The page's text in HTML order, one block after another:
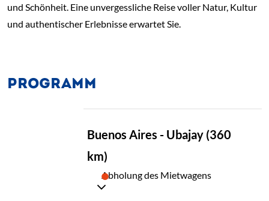
und Schönheit. Eine unvergessliche Reise voller Natur, Kultur
und authentischer Erlebnisse erwartet Sie.
PROGRAMM
Buenos Aires - Ubajay (360
km)
Abholung des Mietwagens